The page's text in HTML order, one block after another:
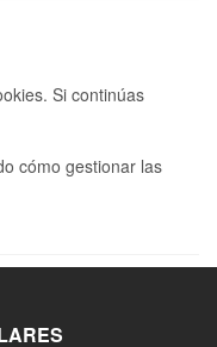
Si continúas
cómo gestionar las